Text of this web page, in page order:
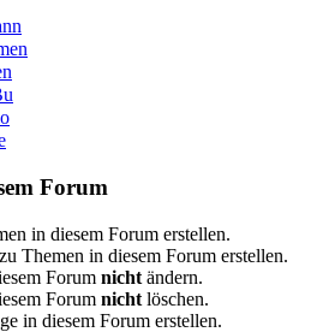
Forum
in diesem Forum erstellen.
Themen in diesem Forum erstellen.
Forum nicht ändern.
Forum nicht löschen.
in diesem Forum erstellen.